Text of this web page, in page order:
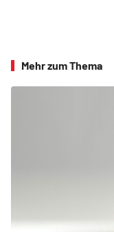
Mehr zum Thema